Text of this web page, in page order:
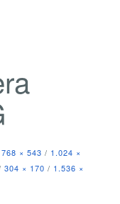
768 × 543 / 1.024 ×
304 × 170 / 1.536 ×